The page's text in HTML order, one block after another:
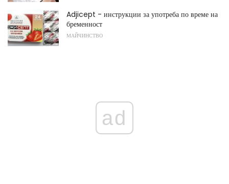
Adjicept - инструкции за употреба по време на
бременност
МАЙЧИНСТВО
ad